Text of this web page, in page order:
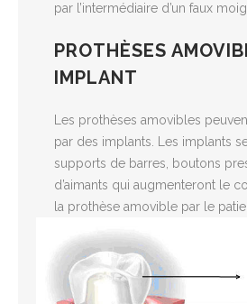
par l’intermédiaire d’un faux
PROTHÈSES
IMPLANT
Les prothèses amovibles
par des implants. Les implants
supports de barres, boutons
d’aimants qui augmenteront le
la prothèse amovible par le